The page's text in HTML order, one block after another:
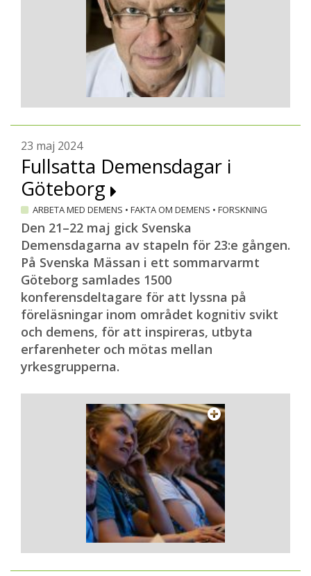
23 maj 2024
Fullsatta Demensdagar i
Göteborg
ARBETA MED DEMENS • FAKTA OM DEMENS • FORSKNING
Den 21–22 maj gick Svenska
Demensdagarna av stapeln för 23:e gången.
På Svenska Mässan i ett sommarvarmt
Göteborg samlades 1500
konferensdeltagare för att lyssna på
föreläsningar inom området kognitiv svikt
och demens, för att inspireras, utbyta
erfarenheter och mötas mellan
yrkesgrupperna.